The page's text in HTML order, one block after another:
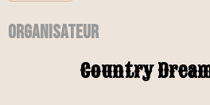
Organisateur
Country